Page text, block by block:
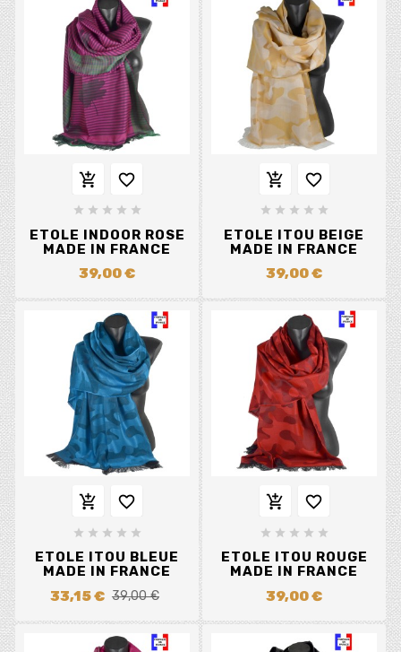
 
    
ETOLE INDOOR ROSE
MADE IN FRANCE
39,00 €
 
    
ETOLE ITOU BEIGE
MADE IN FRANCE
39,00 €
 
    
ETOLE ITOU BLEUE
MADE IN FRANCE
33,15 € 39,00 €
 
    
ETOLE ITOU ROUGE
MADE IN FRANCE
39,00 €